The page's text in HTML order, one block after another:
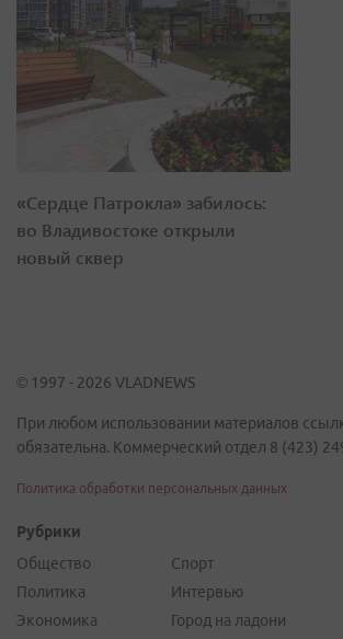
«Сердце Патрокла» забилось:
во Владивостоке открыли
новый сквер
© 1997 - 2026 VLADNEWS
При любом использовании материалов
обязательна. Коммерческий отдел 8 (423)
Политика обработки персональных данных
Рубрики
Общество
Политика
Экономика
Спорт
Интервью
Город на ладони